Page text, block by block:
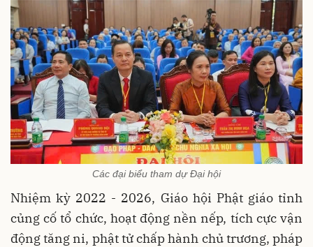
Các đại biểu tham dự Đại hội
Nhiệm kỳ 2022 - 2026, Giáo hội Phật giáo tỉnh
củng cố tổ chức, hoạt động nền nếp, tích cực vận
động tăng ni, phật tử chấp hành chủ trương, pháp